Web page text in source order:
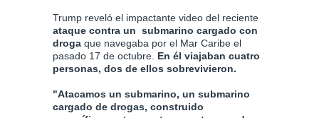
Trump reveló el impactante video del reciente
ataque contra un submarino cargado con
droga que navegaba por el Mar Caribe el
pasado 17 de octubre. En él viajaban cuatro
personas, dos de ellos sobrevivieron.
"Atacamos un submarino, un submarino
cargado de drogas, construido